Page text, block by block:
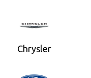
Chrysler